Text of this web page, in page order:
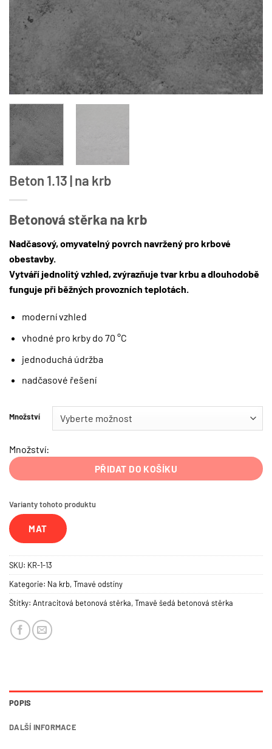
Beton 1.13 | na krb
Betonová stěrka na krb
Nadčasový, omyvatelný povrch navržený pro krbové
obestavby.
Vytváří jednolitý vzhled, zvýrazňuje tvar krbu a dlouhodobě
funguje při běžných provozních teplotách.
moderní vzhled
vhodné pro krby do 70 °C
jednoduchá údržba
nadčasové řešení
Množství
Množství:
PŘIDAT DO KOŠÍKU
Varianty tohoto produktu
MAT
SKU: KR-1-13
Kategorie: Na krb,Tmavé odstíny
Štítky: Antracitová betonová stěrka,Tmavě šedá betonová stěrka
POPIS
DALŠÍ INFORMACE